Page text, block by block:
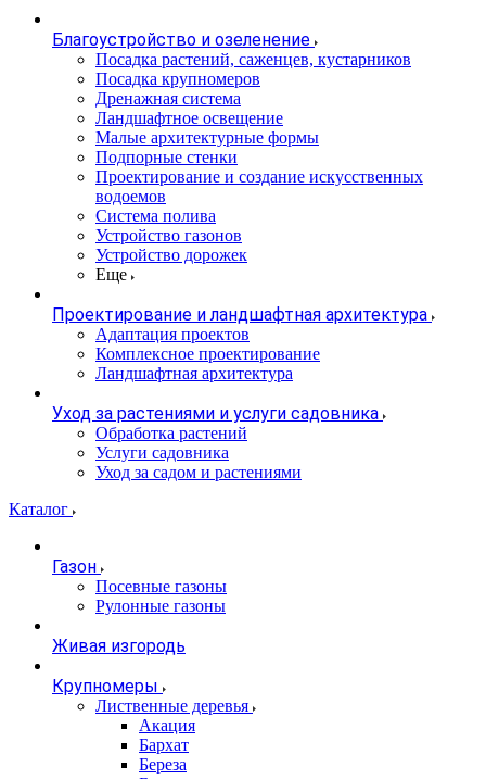
Благоустройство и озеленение
Посадка растений, саженцев, кустарников
Посадка крупномеров
Дренажная система
Ландшафтное освещение
Малые архитектурные формы
Подпорные стенки
Проектирование и создание искусственных
водоемов
Система полива
Устройство газонов
Устройство дорожек
Еще
Проектирование и ландшафтная архитектура
Адаптация проектов
Комплексное проектирование
Ландшафтная архитектура
Уход за растениями и услуги садовника
Обработка растений
Услуги садовника
Уход за садом и растениями
Каталог
Газон
Посевные газоны
Рулонные газоны
Живая изгородь
Крупномеры
Лиственные деревья
Акация
Бархат
Береза